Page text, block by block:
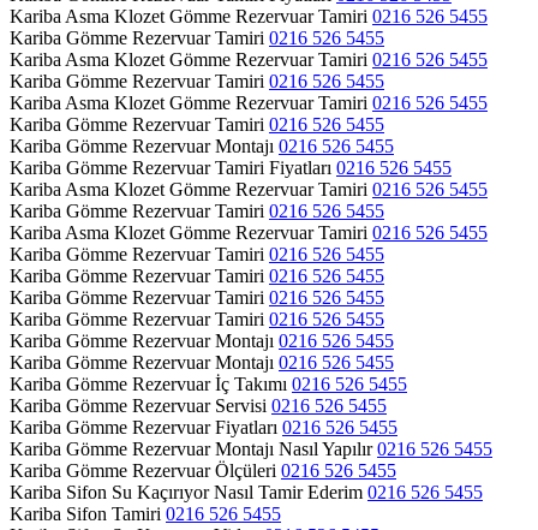
Kariba Asma Klozet Gömme Rezervuar Tamiri 0216 526 5455
Kariba Gömme Rezervuar Tamiri 0216 526 5455
Kariba Asma Klozet Gömme Rezervuar Tamiri 0216 526 5455
Kariba Gömme Rezervuar Tamiri 0216 526 5455
Kariba Asma Klozet Gömme Rezervuar Tamiri 0216 526 5455
Kariba Gömme Rezervuar Tamiri 0216 526 5455
Kariba Gömme Rezervuar Montajı 0216 526 5455
Kariba Gömme Rezervuar Tamiri Fiyatları 0216 526 5455
Kariba Asma Klozet Gömme Rezervuar Tamiri 0216 526 5455
Kariba Gömme Rezervuar Tamiri 0216 526 5455
Kariba Asma Klozet Gömme Rezervuar Tamiri 0216 526 5455
Kariba Gömme Rezervuar Tamiri 0216 526 5455
Kariba Gömme Rezervuar Tamiri 0216 526 5455
Kariba Gömme Rezervuar Tamiri 0216 526 5455
Kariba Gömme Rezervuar Tamiri 0216 526 5455
Kariba Gömme Rezervuar Montajı 0216 526 5455
Kariba Gömme Rezervuar Montajı 0216 526 5455
Kariba Gömme Rezervuar İç Takımı 0216 526 5455
Kariba Gömme Rezervuar Servisi 0216 526 5455
Kariba Gömme Rezervuar Fiyatları 0216 526 5455
Kariba Gömme Rezervuar Montajı Nasıl Yapılır0216 526 5455
Kariba Gömme Rezervuar Ölçüleri 0216 526 5455
Kariba Sifon Su Kaçırıyor Nasıl Tamir Ederim 0216 526 5455
Kariba Sifon Tamiri 0216 526 5455